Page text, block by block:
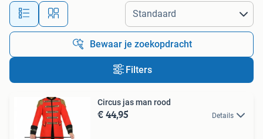
Alle afstanden…
Bewaar je zoekopdracht
Filters
Circus jas man rood
€ 44,95 Details